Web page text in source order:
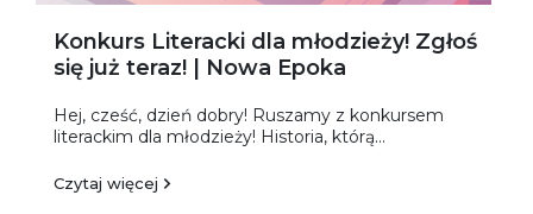
Konkurs Literacki dla młodzieży! Zgłoś
się już teraz! | Nowa Epoka
Hej, cześć, dzień dobry! Ruszamy z konkursem
literackim dla młodzieży! Historia, którą...
Czytaj więcej